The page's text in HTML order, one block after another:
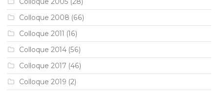
Colloque 2008 (66)
Colloque 2011 (16)
Colloque 2014 (56)
Colloque 2017 (46)
Colloque 2019 (2)